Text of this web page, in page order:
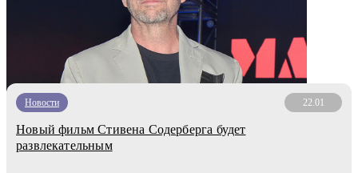
Новости 22.01
Новый фильм Стивена Содерберга будет
развлекательным